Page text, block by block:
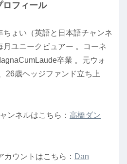
ロフィール
ちょい（英語と日本語チャンネ
月ユニークビュアー 。コーネ
卒業 。元ウォ
26歳ヘッジファンド立ち上
ンネルはこちら： 高橋ダン
カウントはこちら： Dan